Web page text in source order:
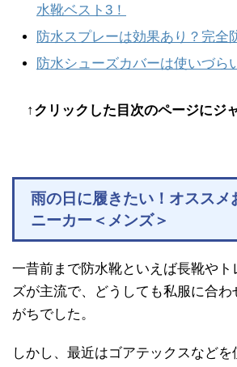
水靴ベスト3！
防水スプレーは効果あり？完全
防水シューズカバーは使いづら
↑クリックした目次のページにジ
雨の日に履きたい！オススメ
ニーカー＜メンズ＞
一昔前まで防水靴といえば長靴やト
ズが主流で、どうしても私服に合わ
がちでした。
しかし、最近はゴアテックスなど